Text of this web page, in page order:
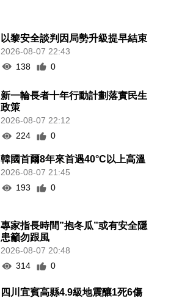
以黎安全談判因局勢升級提早結束
2026-08-07 22:43
138
0
新一輪長者十年行動計劃落實民生
政策
2026-08-07 22:12
224
0
韓國首爾8年來首遇40°C以上高溫
2026-08-07 21:45
193
0
專家指長時間”抱冬瓜”或有安全隱
患籲勿跟風
2026-08-07 20:48
314
0
四川宜賓高縣4.9級地震釀1死6傷